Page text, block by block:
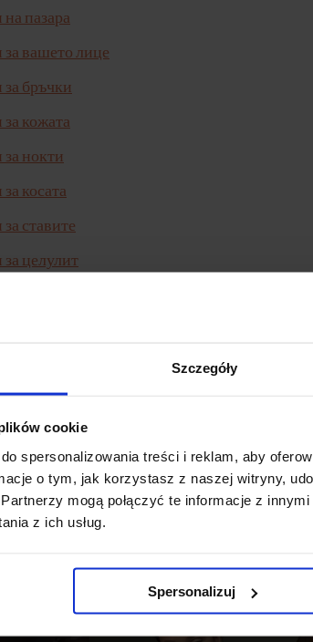
Szczegóły
cookie
spersonalizowania treści i reklam, aby
o tym, jak korzystasz z naszej witryny,
mogą połączyć te informacje z
z ich usług.
Spersonalizuj
пазара
вашето лице
бръчки
кожата
нокти
косата
ставите
целулит
белези
костите
за блясък